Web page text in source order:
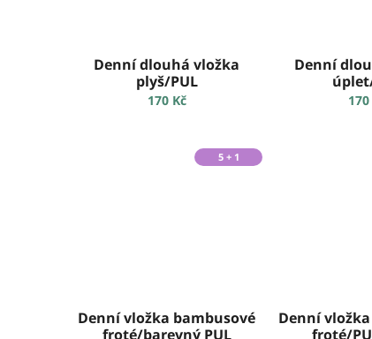
Denní dlouhá vložka
plyš/PUL
170 Kč
Denní
5 + 1
Denní vložka bambusové
froté/barevný PUL
Denní
froté/